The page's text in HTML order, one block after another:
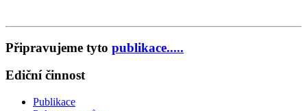
Připravujeme tyto publikace.....
Ediční činnost
Publikace